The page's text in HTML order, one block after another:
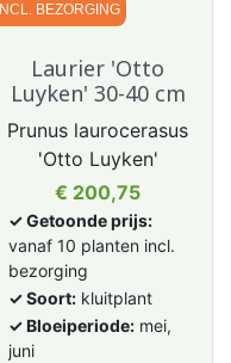
INCL. BEZORGING
Laurier 'Otto
Luyken' 30-40 cm
Prunus laurocerasus
'Otto Luyken'
Prijs
€ 200,75
✓ Getoonde prijs:
vanaf 10 planten incl.
bezorging
✓ Soort: kluitplant
✓ Bloeiperiode: mei,
juni